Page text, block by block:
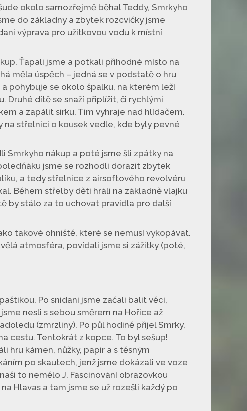
okolo samozřejmě běhal Teddy, Smrkyho
do základny a zbytek rozcvičky jsme
výprava pro užitkovou vodu k místní
Ťapali jsme a potkali příhodné místo na
měla úspěch – jedná se v podstatě o hru
pohybuje se okolo špalku, na kterém leží
Druhé dítě se snaží připlížit, či rychlými
a zapálit sirku. Tím vyhraje nad hlídačem.
na střelnici o kousek vedle, kde byly pevné
Smrkyho nákup a poté jsme šli zpátky na
jsme se rozhodli dorazit zbytek
a tedy střelnice z airsoftového revolvéru
Během střelby děti hráli na základně vlajku
by stálo za to uchovat pravidla pro další
takové ohniště, které se nemusí vykopávat.
atmosféra, povídali jsme si zážitky (poté,
Po snídani jsme začali balit věci,
nesli s sebou směrem na Hořice až
(zmrzliny). Po půl hodině přijel Smrky,
cestu. Tentokrát z kopce. To byl sešup!
hru kámen, nůžky, papír a s těsným
po skautech, jenž jsme dokázali ve voze
to nemělo J. Fascinování obrazovkou
Hlavas a tam jsme se už rozešli každý po